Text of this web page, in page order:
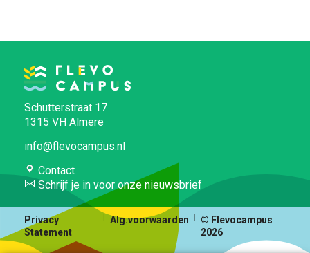
Schutterstraat 17
1315 VH Almere
info@flevocampus.nl
Contact
Schrijf je in voor onze nieuwsbrief
Privacy
Statement
Alg.voorwaarden
© Flevocampus
2026